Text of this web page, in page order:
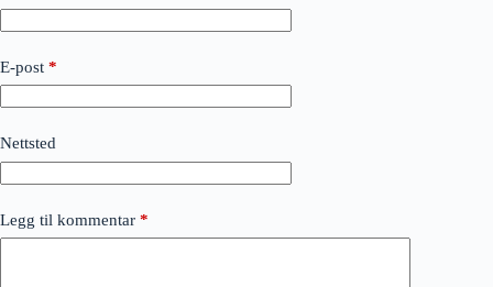
E-post *
Nettsted
Legg til kommentar *